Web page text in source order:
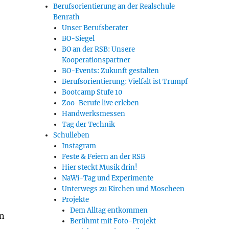
Berufsorientierung an der Realschule
Benrath
Unser Berufsberater
BO-Siegel
BO an der RSB: Unsere
Kooperationspartner
BO-Events: Zukunft gestalten
Berufsorientierung: Vielfalt ist Trumpf
Bootcamp Stufe 10
Zoo-Berufe live erleben
Handwerksmessen
Tag der Technik
Schulleben
Instagram
Feste & Feiern an der RSB
Hier steckt Musik drin!
NaWi-Tag und Experimente
Unterwegs zu Kirchen und Moscheen
Projekte
Dem Alltag entkommen
Berühmt mit Foto-Projekt